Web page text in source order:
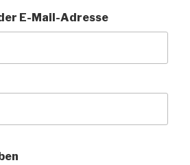
E-Mail-Adresse